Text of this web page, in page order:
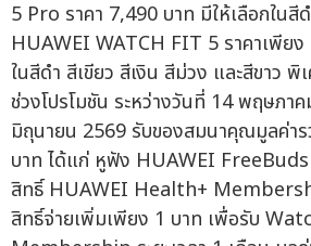
5 Pro ราคา 7,490 บาท มีให้เลือกในสี
HUAWEI WATCH FIT 5 ราคาเพียง
ในสีดำ สีเขียว สีเงิน สีม่วง และสีขาว
ช่วงโปรโมชัน ระหว่างวันที่ 14 พฤษภา
มิถุนายน 2569 รับของสมนาคุณมูลค่า
บาท ได้แก่ หูฟัง HUAWEI
สิทธิ์ HUAWEI Health+
สิทธิ์จ่ายเพิ่มเพียง 1 บาท เพื่อรับ